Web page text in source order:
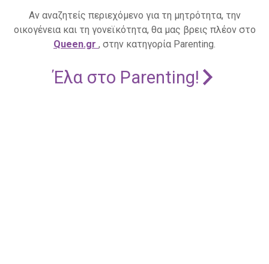
Αν αναζητείς περιεχόμενο για τη μητρότητα, την
οικογένεια και τη γονεϊκότητα, θα μας βρεις πλέον στο
Queen.gr , στην κατηγορία Parenting.
Έλα στο Parenting!